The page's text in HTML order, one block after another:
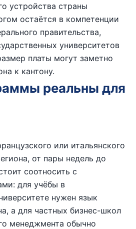
устройства страны
остаётся в компетенции
правительства,
университетов
платы могут заметно
к кантону.
реальны для
или итальянского
от пары недель до
соотносить с
для учёбы в
нужен язык
а для частных бизнес-школ
менеджмента обычно